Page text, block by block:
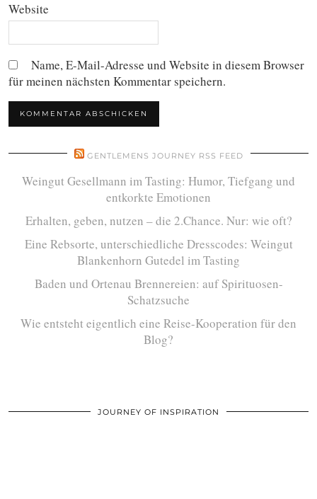
Website
Name, E-Mail-Adresse und Website in diesem Browser
für meinen nächsten Kommentar speichern.
GENTLEMENS JOURNEY RSS FEED
Weingut Gesellmann im Tasting: Humor, Tiefgang und
entkorkte Emotionen
Erhalten, geben, nutzen – die 2.Chance. Nur: wie oft?
Eine Rebsorte, unterschiedliche Dresscodes: Weingut
Blankenhorn Gutedel im Tasting
Baden und Ortenau Brennereien: auf Spirituosen-
Schatzsuche
Wie entsteht eigentlich eine Reise-Kooperation für den
Blog?
JOURNEY OF INSPIRATION